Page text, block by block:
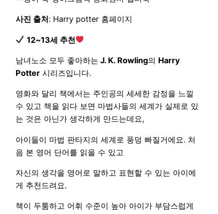
사진 출처: Harry potter 홈페이지
12~13세 추천
남녀노소 모두 좋아하는 J. K. Rowling의 Harry
Potter 시리즈입니다.
영화와 달리 책에서는 주인공의 세세한 감정을 느낄
수 있고 책을 읽다 보면 마법사들의 세계가 실제로 있
는 것은 아닌가 생각하게 만드는데요,
아이들이 마법 판타지의 세계로 풍덩 빠질거에요. 처
음 본 영어 단어를 읽을 수 있고
자신의 생각을 영어로 말하고 표현할 수 있는 아이에
게 추천드려요.
책이 두툼하고 어휘 수준이 높아 아이가 부담스럽게